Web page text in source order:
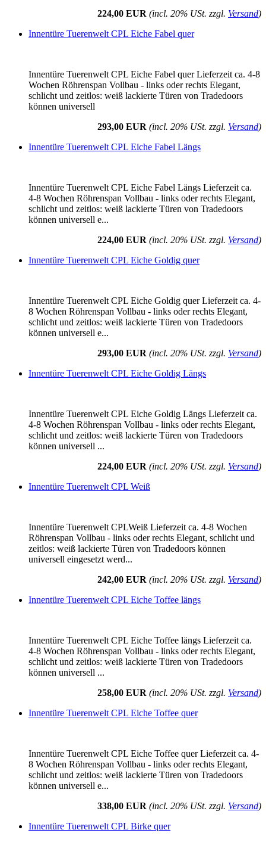
224,00 EUR (incl. 20% USt. zzgl. Versand)
Innentüre Tuerenwelt CPL Eiche Fabel quer
Innentüre Tuerenwelt CPL Eiche Fabel quer Lieferzeit ca. 4-8
Wochen Röhrenspan Vollbau - links oder rechts Elegant,
schlicht und zeitlos: weiß lackierte Türen von Tradedoors
können universell
293,00 EUR (incl. 20% USt. zzgl. Versand)
Innentüre Tuerenwelt CPL Eiche Fabel Längs
Innentüre Tuerenwelt CPL Eiche Fabel Längs Lieferzeit ca.
4-8 Wochen Röhrenspan Vollbau - links oder rechts Elegant,
schlicht und zeitlos: weiß lackierte Türen von Tradedoors
können universell e...
224,00 EUR (incl. 20% USt. zzgl. Versand)
Innentüre Tuerenwelt CPL Eiche Goldig quer
Innentüre Tuerenwelt CPL Eiche Goldig quer Lieferzeit ca. 4-
8 Wochen Röhrenspan Vollbau - links oder rechts Elegant,
schlicht und zeitlos: weiß lackierte Türen von Tradedoors
können universell e...
293,00 EUR (incl. 20% USt. zzgl. Versand)
Innentüre Tuerenwelt CPL Eiche Goldig Längs
Innentüre Tuerenwelt CPL Eiche Goldig Längs Lieferzeit ca.
4-8 Wochen Röhrenspan Vollbau - links oder rechts Elegant,
schlicht und zeitlos: weiß lackierte Türen von Tradedoors
können universell ...
224,00 EUR (incl. 20% USt. zzgl. Versand)
Innentüre Tuerenwelt CPL Weiß
Innentüre Tuerenwelt CPLWeiß Lieferzeit ca. 4-8 Wochen
Röhrenspan Vollbau - links oder rechts Elegant, schlicht und
zeitlos: weiß lackierte Türen von Tradedoors können
universell eingesetzt werd...
242,00 EUR (incl. 20% USt. zzgl. Versand)
Innentüre Tuerenwelt CPL Eiche Toffee längs
Innentüre Tuerenwelt CPL Eiche Toffee längs Lieferzeit ca.
4-8 Wochen Röhrenspan Vollbau - links oder rechts Elegant,
schlicht und zeitlos: weiß lackierte Türen von Tradedoors
können universell ...
258,00 EUR (incl. 20% USt. zzgl. Versand)
Innentüre Tuerenwelt CPL Eiche Toffee quer
Innentüre Tuerenwelt CPL Eiche Toffee quer Lieferzeit ca. 4-
8 Wochen Röhrenspan Vollbau - links oder rechts Elegant,
schlicht und zeitlos: weiß lackierte Türen von Tradedoors
können universell e...
338,00 EUR (incl. 20% USt. zzgl. Versand)
Innentüre Tuerenwelt CPL Birke quer